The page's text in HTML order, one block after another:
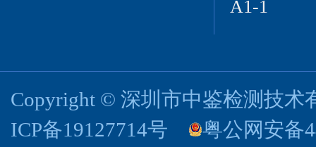
A1-1
Copyright © 深圳市中鉴检测技术
ICP备19127714号
粤公网安备